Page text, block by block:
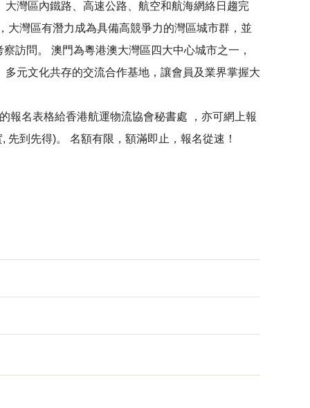
灣區內鐵路、高速公路、航空和航海網絡日趨完
大灣區有潛力成為具備高競爭力的灣區城市群，並
訪問。 澳門為粵港澳大灣區四大中心城市之一，
元文化共存的交流合作基地，讓會員及業界掌握大
報名表格給香港航運物流協會秘書處 ，亦可網上報
到先得)。 名額有限，額滿即止，報名從速！